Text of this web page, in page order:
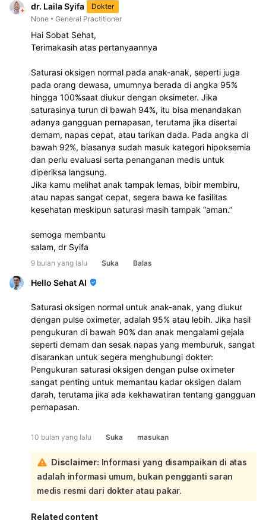
dr. Laila Syifa
Dokter
None
General Practitioner
Hai Sobat Sehat,
Terimakasih atas pertanyaannya
Saturasi oksigen normal pada anak-anak, seperti juga
pada orang dewasa, umumnya berada di angka 95%
hingga 100%saat diukur dengan oksimeter. Jika
saturasinya turun di bawah 94%, itu bisa menandakan
adanya gangguan pernapasan, terutama jika disertai
demam, napas cepat, atau tarikan dada. Pada angka di
bawah 92%, biasanya sudah masuk kategori hipoksemia
dan perlu evaluasi serta penanganan medis untuk
diperiksa langsung.
Jika kamu melihat anak tampak lemas, bibir membiru,
atau napas sangat cepat, segera bawa ke fasilitas
kesehatan meskipun saturasi masih tampak “aman.”
semoga membantu
salam, dr Syifa
9 bulan yang lalu Suka Balas
Hello Sehat AI
Saturasi oksigen normal untuk anak-anak, yang diukur
dengan pulse oximeter, adalah 95% atau lebih. Jika hasil
pengukuran di bawah 90% dan anak mengalami gejala
seperti demam dan sesak napas yang memburuk, sangat
disarankan untuk segera menghubungi dokter:
Pengukuran saturasi oksigen dengan pulse oximeter
sangat penting untuk memantau kadar oksigen dalam
darah, terutama jika ada kekhawatiran tentang gangguan
pernapasan.
10 bulan yang lalu Suka masukan
Disclaimer: Informasi yang disampaikan di atas
adalah informasi umum, bukan pengganti saran
medis resmi dari dokter atau pakar.
Related content